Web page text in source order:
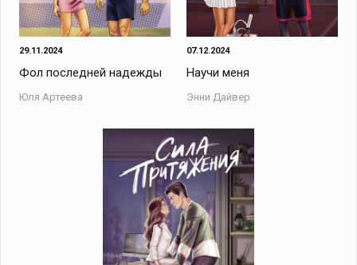
29.11.2024
Фол последней надежды
Юля Артеева
07.12.2024
Научи меня
Энни Дайвер